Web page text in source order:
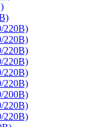
220B)
220B)
220B)
220B)
220B)
220B)
200B)
220B)
220B)